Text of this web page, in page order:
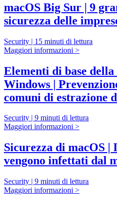
macOS Big Sur | 9
sicurezza delle
Security | 15 minuti di lettura
Maggiori informazioni >
Elementi di base
Windows |
comuni di estrazione
Security | 9 minuti di lettura
Maggiori informazioni >
Sicurezza di macOS |
vengono infettati dal
Security | 9 minuti di lettura
Maggiori informazioni >